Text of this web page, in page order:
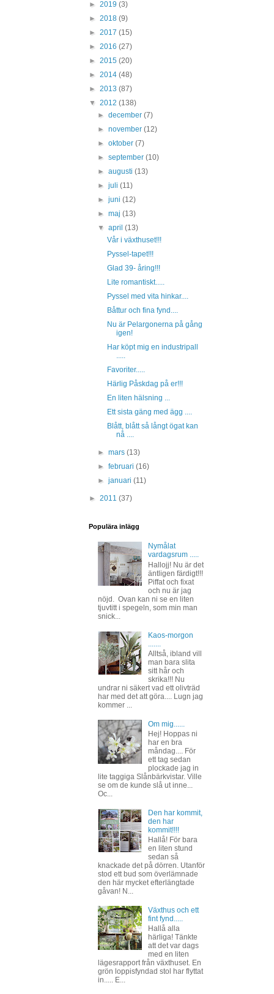
► 2019 (3)
► 2018 (9)
► 2017 (15)
► 2016 (27)
► 2015 (20)
► 2014 (48)
► 2013 (87)
▼ 2012 (138)
►december(7)
►november(12)
►oktober(7)
►september(10)
►augusti(13)
►juli(11)
►juni(12)
►maj(13)
▼april(13)
Vår i växthuset!!!
Pyssel-tapet!!!
Glad 39- åring!!!
Lite romantiskt.....
Pyssel med vita hinkar....
Båttur och fina fynd....
Nu är Pelargonerna på gång
igen!
Har köpt mig en industripall
.....
Favoriter.....
Härlig Påskdag på er!!!
En liten hälsning ...
Ett sista gäng med ägg ....
Blått, blått så långt ögat kan
nå ....
►mars(13)
►februari(16)
►januari(11)
► 2011 (37)
Populära inlägg
Nymålat
vardagsrum .....
Hallojj! Nu är det
äntligen färdigt!!!
Piffat och fixat
och nu är jag
nöjd. Ovan kan ni se en liten
tjuvtitt i spegeln, som min man
snick...
Kaos-morgon
Alltså, ibland vill
man bara slita
sitt hår och
skrika!!! Nu
undrar ni säkert vad ett olivträd
har med det att göra.... Lugn jag
kommer ...
Om mig......
Hej! Hoppas ni
har en bra
måndag.... För
ett tag sedan
plockade jag in
lite taggiga Slånbärkvistar. Ville
se om de kunde slå ut inne...
Oc...
Den har kommit,
den har
kommit!!!!
Hallå! För bara
en liten stund
sedan så
knackade det på dörren. Utanför
stod ett bud som överlämnade
den här mycket efterlängtade
gåvan! N...
Växthus och ett
fint fynd.....
Hallå alla
härliga! Tänkte
att det var dags
med en liten
lägesrapport från växthuset. En
grön loppisfyndad stol har flyttat
in..... E...